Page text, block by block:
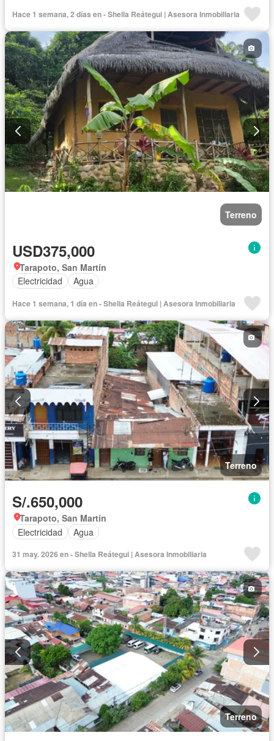
Hace 1 semana, 2 días en - Shella Reátegui | Asesora Inmobiliaria
Terreno
USD375,000
Tarapoto, San Martín
Electricidad
Agua
Hace 1 semana, 1 día en - Shella Reátegui | Asesora Inmobiliaria
Terreno
S/.650,000
Tarapoto, San Martín
Electricidad
Agua
31 may. 2026 en - Shella Reátegui | Asesora Inmobiliaria
Terreno